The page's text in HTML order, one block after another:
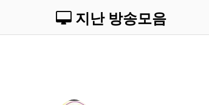
지난 방송모음